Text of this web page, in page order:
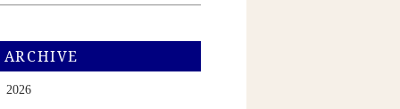
ARCHIVE
2026